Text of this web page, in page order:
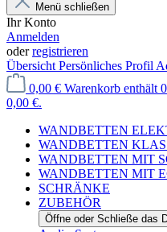
Menü schließen
Ihr Konto
Anmelden
oderregistrieren
Übersicht Persönliches Profil
0,00 € Warenkorb enthält
0,00 €.
WANDBETTEN
WANDBETTEN
WANDBETTEN MIT
WANDBETTEN MIT
SCHRÄNKE
ZUBEHÖR
Öffne oder Schließe das